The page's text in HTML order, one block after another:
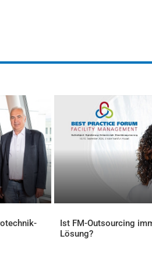
Ist FM-Outsourcing
Lösung?